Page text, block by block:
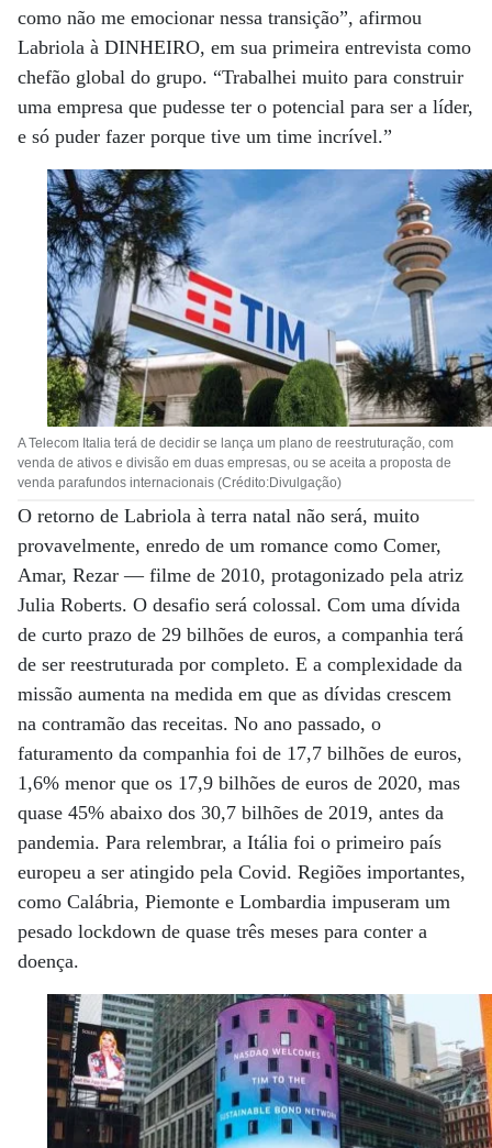
como não me emocionar nessa transição”, afirmou
Labriola à DINHEIRO, em sua primeira entrevista como
chefão global do grupo. “Trabalhei muito para construir
uma empresa que pudesse ter o potencial para ser a líder,
e só puder fazer porque tive um time incrível.”
A Telecom Italia terá de decidir se lança um plano de reestruturação, com
venda de ativos e divisão em duas empresas, ou se aceita a proposta de
venda parafundos internacionais (Crédito:Divulgação)
O retorno de Labriola à terra natal não será, muito
provavelmente, enredo de um romance como Comer,
Amar, Rezar — filme de 2010, protagonizado pela atriz
Julia Roberts. O desafio será colossal. Com uma dívida
de curto prazo de 29 bilhões de euros, a companhia terá
de ser reestruturada por completo. E a complexidade da
missão aumenta na medida em que as dívidas crescem
na contramão das receitas. No ano passado, o
faturamento da companhia foi de 17,7 bilhões de euros,
1,6% menor que os 17,9 bilhões de euros de 2020, mas
quase 45% abaixo dos 30,7 bilhões de 2019, antes da
pandemia. Para relembrar, a Itália foi o primeiro país
europeu a ser atingido pela Covid. Regiões importantes,
como Calábria, Piemonte e Lombardia impuseram um
pesado lockdown de quase três meses para conter a
doença.